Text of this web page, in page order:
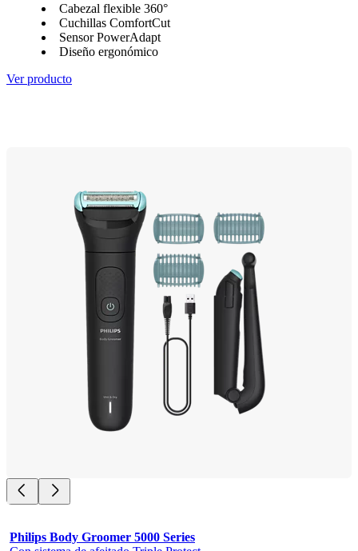
Cabezal flexible 360°
Cuchillas ComfortCut
Sensor PowerAdapt
Diseño ergonómico
Ver producto
Philips Body Groomer 5000 Series